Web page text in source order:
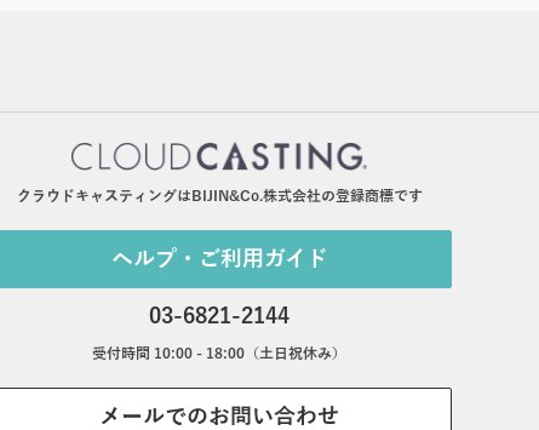
クラウドキャスティングはBIJIN&Co.株式会社の登録商標です
ヘルプ・ご利用ガイド
03-6821-2144
受付時間 10:00 - 18:00（土日祝休み）
メールでのお問い合わせ